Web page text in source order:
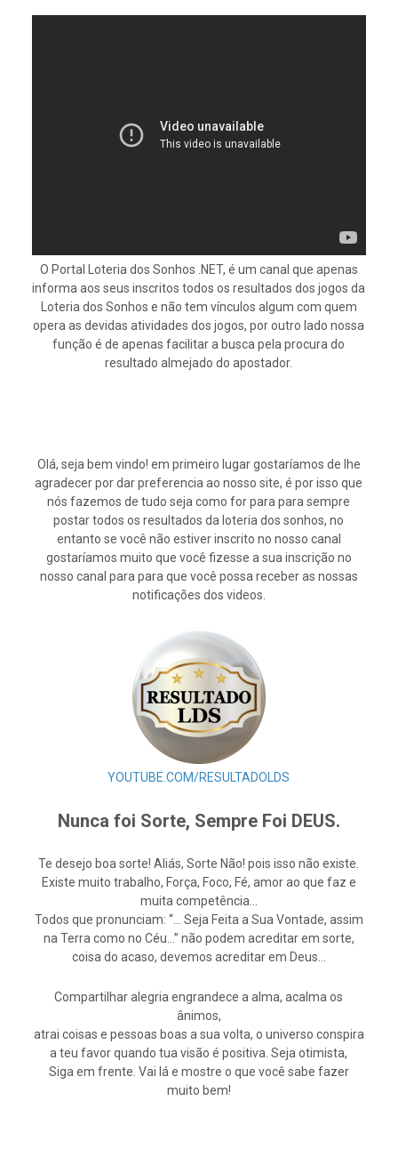
O Portal Loteria dos Sonhos .NET, é um canal que apenas
informa aos seus inscritos todos os resultados dos jogos da
Loteria dos Sonhos e não tem vínculos algum com quem
opera as devidas atividades dos jogos, por outro lado nossa
função é de apenas facilitar a busca pela procura do
resultado almejado do apostador.
Olá, seja bem vindo! em primeiro lugar gostaríamos de lhe
agradecer por dar preferencia ao nosso site, é por isso que
nós fazemos de tudo seja como for para para sempre
postar todos os resultados da loteria dos sonhos, no
entanto se você não estiver inscrito no nosso canal
gostaríamos muito que você fizesse a sua inscrição no
nosso canal para para que você possa receber as nossas
notificações dos videos.
YOUTUBE.COM/RESULTADOLDS
Nunca foi Sorte, Sempre Foi DEUS.
Te desejo boa sorte! Aliás, Sorte Não! pois isso não existe.
Existe muito trabalho, Força, Foco, Fé, amor ao que faz e
muita competência…
Todos que pronunciam: “… Seja Feita a Sua Vontade, assim
na Terra como no Céu…” não podem acreditar em sorte,
coisa do acaso, devemos acreditar em Deus…
Compartilhar alegria engrandece a alma, acalma os
ânimos,
atrai coisas e pessoas boas a sua volta, o universo conspira
a teu favor quando tua visão é positiva. Seja otimista,
Siga em frente. Vai lá e mostre o que você sabe fazer
muito bem!